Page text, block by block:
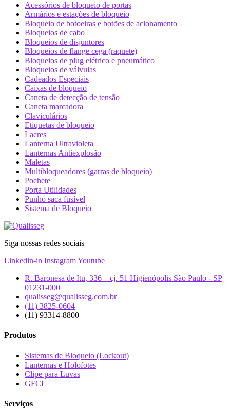
Acessórios de bloqueio de portas
Armários e estações de bloqueio
Bloqueio de botoeiras e botões de acionamento
Bloqueios de cabo
Bloqueios de disjuntores
Bloqueios de flange cega (raquete)
Bloqueios de plug elétrico e pneumático
Bloqueios de válvulas
Cadeados Especiais
Caixas de bloqueio
Caneta de detecção de tensão
Caneta marcadora
Claviculários
Etiquetas de bloqueio
Lacres
Lanterna Ultravioleta
Lanternas Antiexplosão
Maletas
Multibloqueadores (garras de bloqueio)
Pochete
Porta Utilidades
Punho saca fusível
Sistema de Bloqueio
Siga nossas redes sociais
Linkedin-in InstagramYoutube
R. Baronesa de Itu, 336 – cj. 51 Higienópolis São Paulo - SP
01231-000
qualisseg@qualisseg.com.br
(11) 3825-0604
(11) 93314-8800
Produtos
Sistemas de Bloqueio (Lockout)
Lanternas e Holofotes
Clipe para Luvas
GFCI
Serviços